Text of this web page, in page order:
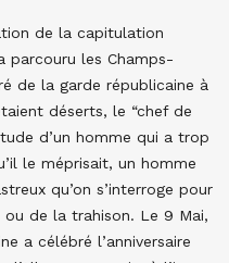
de la capitulation
parcouru les Champs-
de la garde républicaine à
déserts, le “chef de
d’un homme qui a trop
le méprisait, un homme
qu’on s’interroge pour
ou de la trahison. Le 9 Mai,
a célébré l’anniversaire